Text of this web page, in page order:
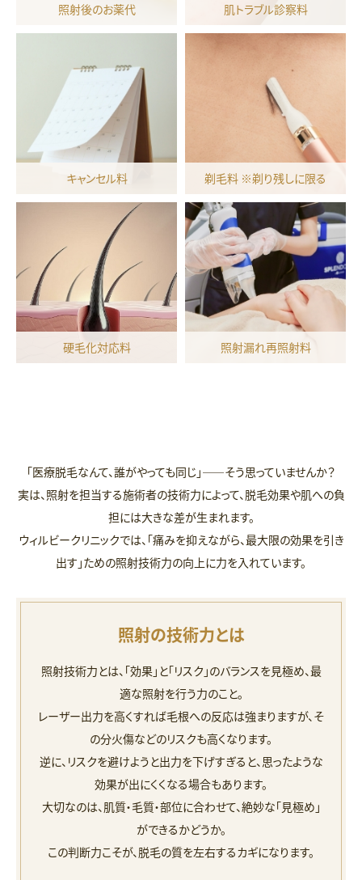
照射後のお薬代 肌トラブル診察料
キャンセル料 剃毛料 ※剃り残しに限る
硬毛化対応料 照射漏れ再照射料
「医療脱毛なんて、誰がやっても同じ」――そう思っていませんか？
実は、照射を担当する施術者の技術力によって、脱毛効果や肌への負
担には大きな差が生まれます。
ウィルビークリニックでは、「痛みを抑えながら、最大限の効果を引き
出す」ための照射技術力の向上に力を入れています。
照射の技術力とは
照射技術力とは、「効果」と「リスク」のバランスを見極め、最
適な照射を行う力のこと。
レーザー出力を高くすれば毛根への反応は強まりますが、そ
の分火傷などのリスクも高くなります。
逆に、リスクを避けようと出力を下げすぎると、思ったような
効果が出にくくなる場合もあります。
大切なのは、肌質・毛質・部位に合わせて、絶妙な「見極め」
ができるかどうか。
この判断力こそが、脱毛の質を左右するカギになります。